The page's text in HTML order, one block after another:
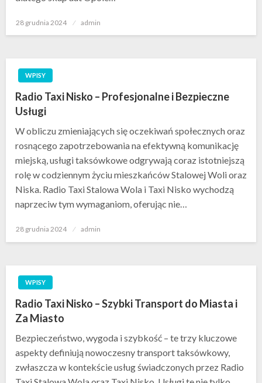
Opublikowane
28 grudnia 2024 admin
WPISY
Radio Taxi Nisko – Profesjonalne i Bezpieczne
Usługi
W obliczu zmieniających się oczekiwań społecznych oraz
rosnącego zapotrzebowania na efektywną komunikację
miejską, usługi taksówkowe odgrywają coraz istotniejszą
rolę w codziennym życiu mieszkańców Stalowej Woli oraz
Niska. Radio Taxi Stalowa Wola i Taxi Nisko wychodzą
naprzeciw tym wymaganiom, oferując nie…
Opublikowane
28 grudnia 2024 admin
WPISY
Radio Taxi Nisko – Szybki Transport do Miasta i
Za Miasto
Bezpieczeństwo, wygoda i szybkość – te trzy kluczowe
aspekty definiują nowoczesny transport taksówkowy,
zwłaszcza w kontekście usług świadczonych przez Radio